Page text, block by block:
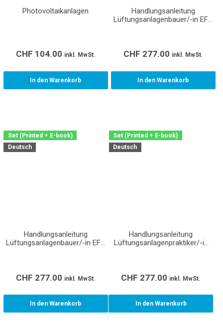
Photovoltaikanlagen
CHF 104.00 inkl. MwSt.
In den Warenkorb
Handlungsanleitung
Lüftungsanlagenbauer/-in EFZ
CHF 277.00 inkl. MwSt.
In den Warenkorb
Set (Printed + E-book)
Deutsch
Handlungsanleitung
Lüftungsanlagenbauer/-in EFZ
überbetriebliche Kurse)
CHF 277.00 inkl. MwSt.
In den Warenkorb
Set (Printed + E-book)
Deutsch
Handlungsanleitung
Lüftungsanlagenpraktiker/-in
CHF 277.00 inkl. MwSt.
In den Warenkorb